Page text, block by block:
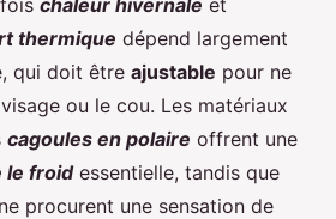
thermique dépend largement
qui doit être ajustable pour ne
ou le cou. Les matériaux
cagoules en polaire offrent une
le froidessentielle, tandis que
procurent une sensation de